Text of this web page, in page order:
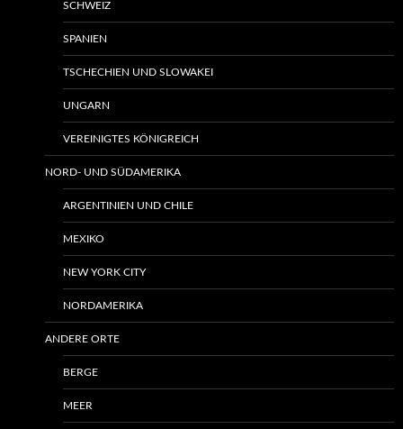
SCHWEIZ
SPANIEN
TSCHECHIEN UND SLOWAKEI
UNGARN
VEREINIGTES KÖNIGREICH
NORD- UND SÜDAMERIKA
ARGENTINIEN UND CHILE
MEXIKO
NEW YORK CITY
NORDAMERIKA
ANDERE ORTE
BERGE
MEER